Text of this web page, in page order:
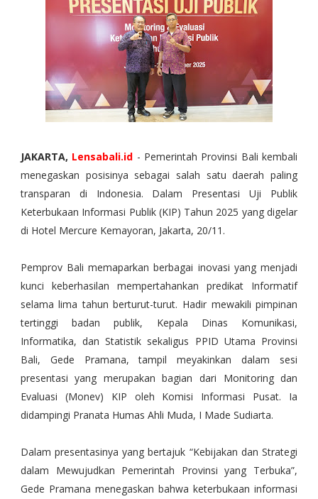
JAKARTA, Lensabali.id - Pemerintah Provinsi Bali kembali
menegaskan posisinya sebagai salah satu daerah paling
transparan di Indonesia. Dalam Presentasi Uji Publik
Keterbukaan Informasi Publik (KIP) Tahun 2025 yang digelar
di Hotel Mercure Kemayoran, Jakarta, 20/11.
Pemprov Bali memaparkan berbagai inovasi yang menjadi
kunci keberhasilan mempertahankan predikat Informatif
selama lima tahun berturut-turut. Hadir mewakili pimpinan
tertinggi badan publik, Kepala Dinas Komunikasi,
Informatika, dan Statistik sekaligus PPID Utama Provinsi
Bali, Gede Pramana, tampil meyakinkan dalam sesi
presentasi yang merupakan bagian dari Monitoring dan
Evaluasi (Monev) KIP oleh Komisi Informasi Pusat. Ia
didampingi Pranata Humas Ahli Muda, I Made Sudiarta.
Dalam presentasinya yang bertajuk “Kebijakan dan Strategi
dalam Mewujudkan Pemerintah Provinsi yang Terbuka”,
Gede Pramana menegaskan bahwa keterbukaan informasi